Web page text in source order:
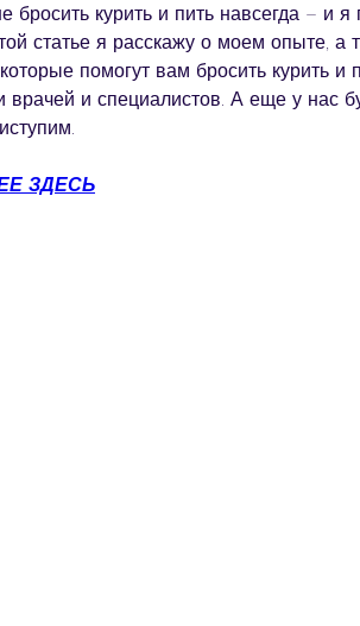
бросить курить и пить навсегда – и я
статье я расскажу о моем опыте, а
помогут вам бросить курить и
врачей и специалистов. А еще у нас
ЗДЕСЬ